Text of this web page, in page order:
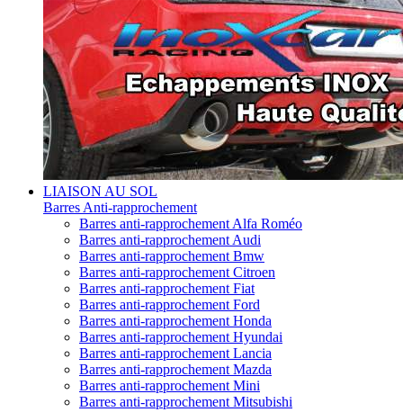
LIAISON AU SOL
Barres Anti-rapprochement
Barres anti-rapprochement Alfa Roméo
Barres anti-rapprochement Audi
Barres anti-rapprochement Bmw
Barres anti-rapprochement Citroen
Barres anti-rapprochement Fiat
Barres anti-rapprochement Ford
Barres anti-rapprochement Honda
Barres anti-rapprochement Hyundai
Barres anti-rapprochement Lancia
Barres anti-rapprochement Mazda
Barres anti-rapprochement Mini
Barres anti-rapprochement Mitsubishi